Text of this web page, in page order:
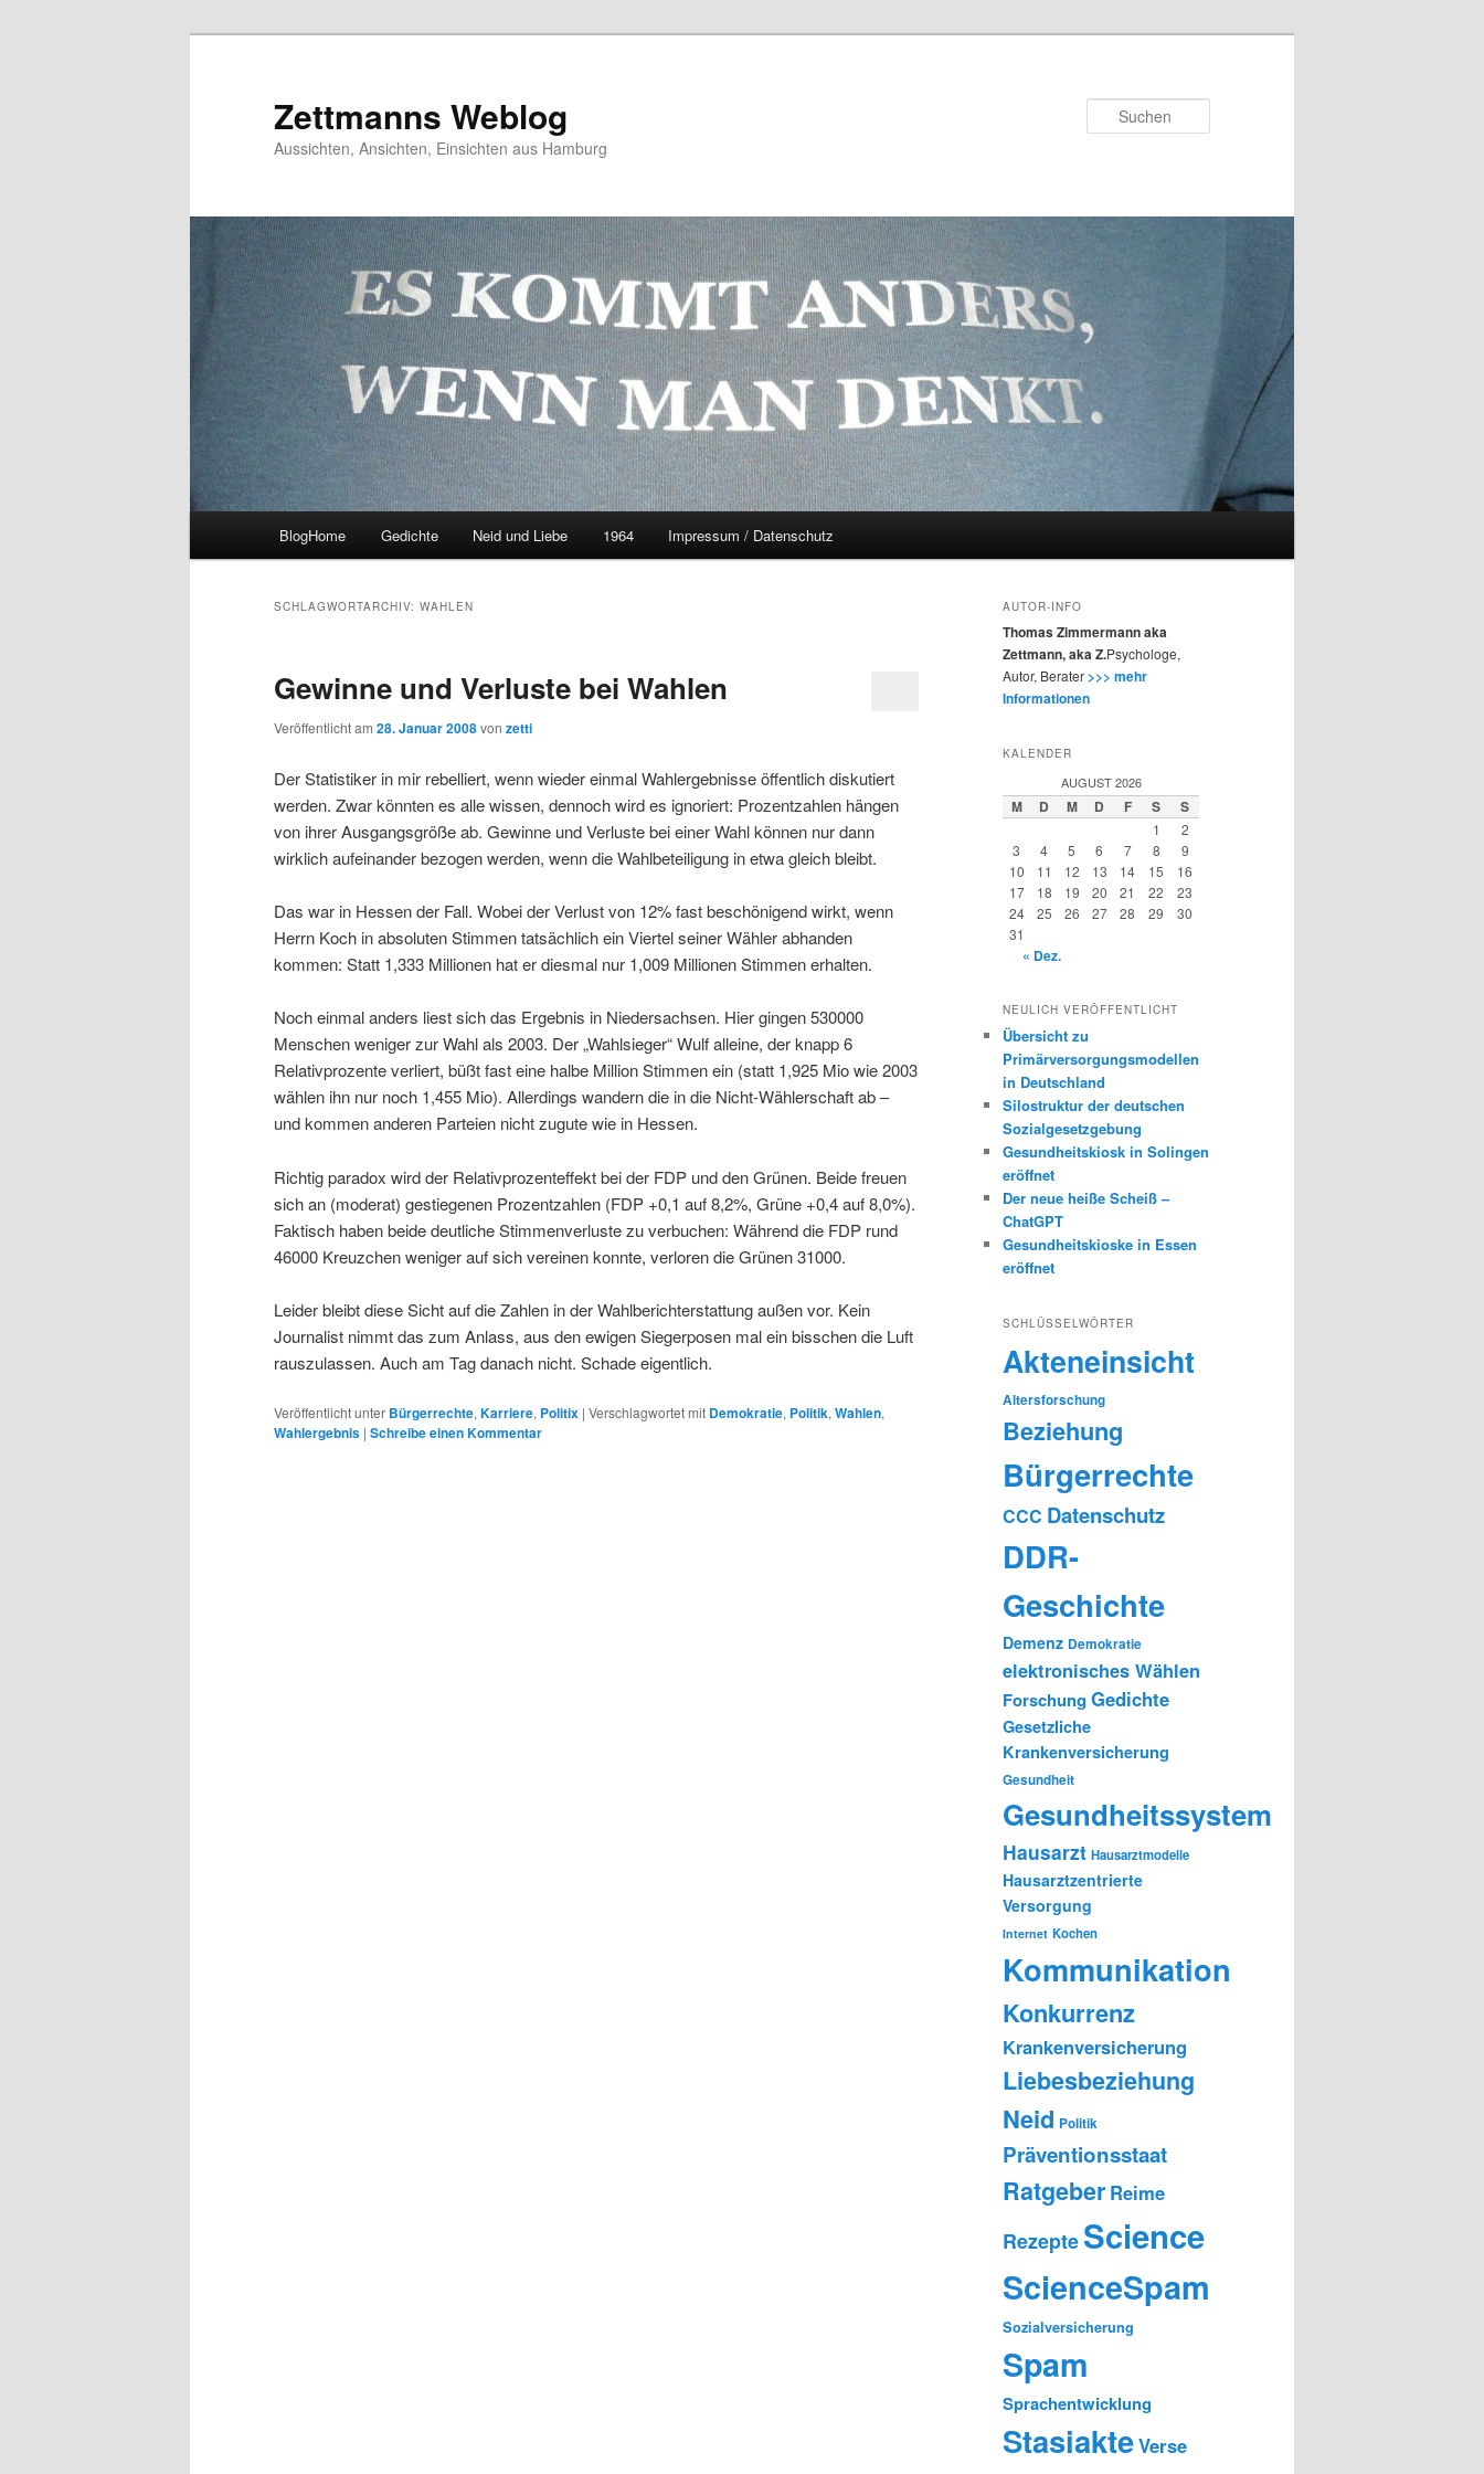
Zettmanns Weblog
Aussichten, Ansichten, Einsichten aus Hamburg
BlogHome Gedichte Neid und Liebe 1964 Impressum / Datenschutz
SCHLAGWORTARCHIV: WAHLEN
Gewinne und Verluste bei Wahlen
Veröffentlicht am 28. Januar 2008von zetti
Der Statistiker in mir rebelliert, wenn wieder einmal Wahlergebnisse öffentlich diskutiert
werden. Zwar könnten es alle wissen, dennoch wird es ignoriert: Prozentzahlen hängen
von ihrer Ausgangsgröße ab. Gewinne und Verluste bei einer Wahl können nur dann
wirklich aufeinander bezogen werden, wenn die Wahlbeteiligung in etwa gleich bleibt.
Das war in Hessen der Fall. Wobei der Verlust von 12% fast beschönigend wirkt, wenn
Herrn Koch in absoluten Stimmen tatsächlich ein Viertel seiner Wähler abhanden
kommen: Statt 1,333 Millionen hat er diesmal nur 1,009 Millionen Stimmen erhalten.
Noch einmal anders liest sich das Ergebnis in Niedersachsen. Hier gingen 530000
Menschen weniger zur Wahl als 2003. Der „Wahlsieger“ Wulf alleine, der knapp 6
Relativprozente verliert, büßt fast eine halbe Million Stimmen ein (statt 1,925 Mio wie 2003
wählen ihn nur noch 1,455 Mio). Allerdings wandern die in die Nicht-Wählerschaft ab –
und kommen anderen Parteien nicht zugute wie in Hessen.
Richtig paradox wird der Relativprozenteffekt bei der FDP und den Grünen. Beide freuen
sich an (moderat) gestiegenen Prozentzahlen (FDP +0,1 auf 8,2%, Grüne +0,4 auf 8,0%).
Faktisch haben beide deutliche Stimmenverluste zu verbuchen: Während die FDP rund
46000 Kreuzchen weniger auf sich vereinen konnte, verloren die Grünen 31000.
Leider bleibt diese Sicht auf die Zahlen in der Wahlberichterstattung außen vor. Kein
Journalist nimmt das zum Anlass, aus den ewigen Siegerposen mal ein bisschen die Luft
rauszulassen. Auch am Tag danach nicht. Schade eigentlich.
Veröffentlicht unter Bürgerrechte,Karriere, Politix | Verschlagwortet mit Demokratie, Politik,Wahlen,
Wahlergebnis | Schreibe einen Kommentar
AUTOR-INFO
Thomas Zimmermann aka
Zettmann, aka Z.Psychologe,
Autor, Berater >>> mehr
Informationen
KALENDER
AUGUST 2026
M D M D F S S
1
2
3
4 5 6 7 8
9
10
11 12 13 14 15
16
17
18 19 20 21 22
23
24
25 26 27 28 29
30
31
« Dez.
NEULICH VERÖFFENTLICHT
Übersicht zu
Primärversorgungsmodellen
in Deutschland
Silostruktur der deutschen
Sozialgesetzgebung
Gesundheitskiosk in Solingen
eröffnet
Der neue heiße Scheiß –
ChatGPT
Gesundheitskioske in Essen
eröffnet
SCHLÜSSELWÖRTER
Akteneinsicht
Altersforschung
Beziehung
Bürgerrechte
CCC Datenschutz
DDR-
Geschichte
Demenz Demokratie
elektronisches Wählen
Forschung Gedichte
Gesetzliche
Krankenversicherung
Gesundheit
Gesundheitssystem
Hausarzt Hausarztmodelle
Hausarztzentrierte
Versorgung
Internet Kochen
Kommunikation
Konkurrenz
Krankenversicherung
Liebesbeziehung
Neid Politik
Präventionsstaat
Ratgeber Reime
Rezepte Science
ScienceSpam
Sozialversicherung
Spam
Sprachentwicklung
StasiakteVerse